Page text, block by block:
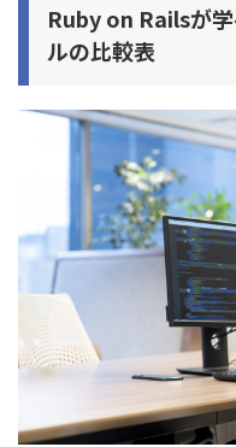
Ruby on Railsが
ルの比較表